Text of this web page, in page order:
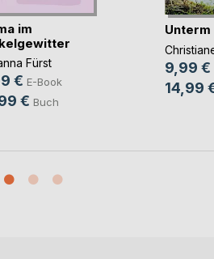
im
Fürst
€ E-Book
€ Buch
Unterm
9,99 €
14,99